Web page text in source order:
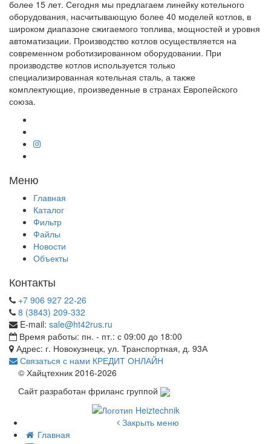
более 15 лет. Сегодня мы предлагаем линейку котельного
оборудования, насчитывающую более 40 моделей котлов, в
широком диапазоне сжигаемого топлива, мощностей и уровня
автоматизации. Производство котлов осуществляется на
современном роботизированном оборудовании. При
производстве котлов используется только
специализированная котельная сталь, а также
комплектующие, произведенные в странах Европейского
союза.
Меню
Главная
Каталог
Фильтр
Файлы
Новости
Объекты
Контакты
+7 906 927 22-26
8 (3843) 209-332
E-mail: sale@ht42rus.ru
Время работы: пн. - пт.: с 09:00 до 18:00
Адрес: г. Новокузнецк, ул. Транспортная, д. 93А
Связаться с нами КРЕДИТ ОНЛАЙН
© Хайцтехник 2016-2026
Сайт разработан фриланс группой
Закрыть меню
Главная